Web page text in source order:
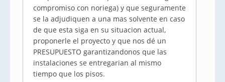
compromiso con noriega) y que seguramente
se la adjudiquen a una mas solvente en caso
de que esta siga en su situacion actual,
proponerle el proyecto y que nos dé un
PRESUPUESTO garantizandonos que las
instalaciones se entregarian al mismo
tiempo que los pisos.